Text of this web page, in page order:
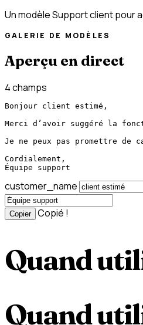
Un modèle Support client pour
GALERIE DE MODÈLES
Aperçu en direct
4 champs
Bonjour client estimé,
Merci d’avoir suggéré la
Je ne peux pas promettre de
Cordialement,
Équipe support
customer_name
Copier Copié !
Quand
Quand